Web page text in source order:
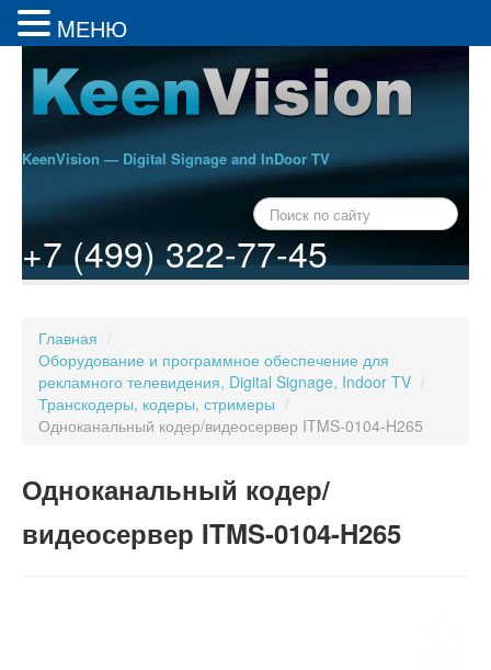
KeenVision — Digital Signage and InDoor TV
+7 (499) 322-77-45
Главная /
Оборудование и программное обеспечение для
рекламного телевидения, Digital Signage, Indoor TV /
Транскодеры, кодеры, стримеры /
Одноканальный кодер/видеосервер ITMS-0104-H265
Одноканальный кодер/
видеосервер ITMS-0104-H265
MЕНЮ